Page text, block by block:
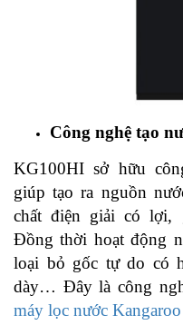
Công nghệ tạo
KG100HI sở hữu
giúp tạo ra nguồn
chất điện giải có lợi,
Đồng thời hoạt động
loại bỏ gốc tự do có
dày… Đây là công
máy lọc nước